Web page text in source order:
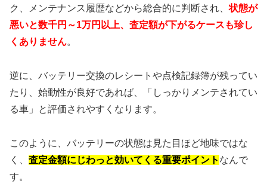
ク、メンテナンス履歴などから総合的に判断され、状態が
悪いと数千円～1万円以上、査定額が下がるケースも珍し
くありません。
逆に、バッテリー交換のレシートや点検記録簿が残ってい
たり、始動性が良好であれば、「しっかりメンテされてい
る車」と評価されやすくなります。
このように、バッテリーの状態は見た目ほど地味ではな
く、 査定金額にじわっと効いてくる重要ポイント なんで
す。